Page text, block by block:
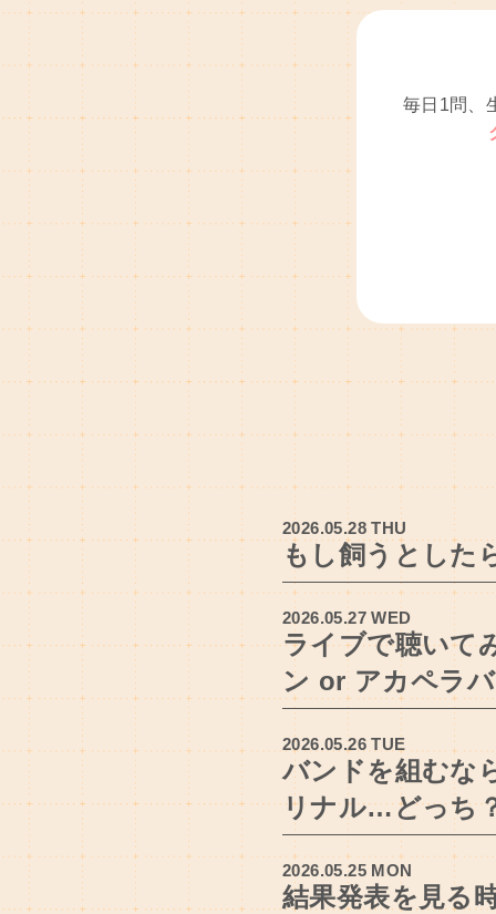
毎日1問、
2026.05.28 THU
もし飼うとし
2026.05.27 WED
ライブで聴いて
ン or アカペラ
2026.05.26 TUE
バンドを組むな
リナル…どっち
2026.05.25 MON
結果発表を見る